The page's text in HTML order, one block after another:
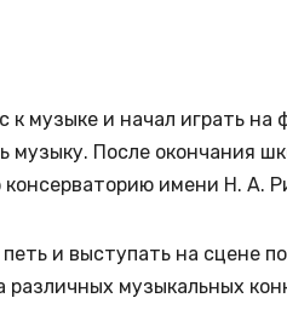
музыке и начал играть на
музыку. После окончания
имени Н. А.
и выступать на сцене
музыкальных